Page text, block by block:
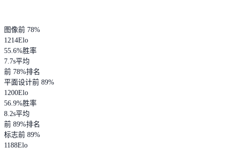
图像前 78%
1214Elo
55.6%胜率
7.7s平均
前 78%排名
平面设计前 89%
1200Elo
56.9%胜率
8.2s平均
前 89%排名
标志前 89%
1188Elo